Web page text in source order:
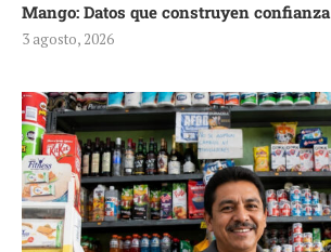
Mango: Datos que construyen confianza
3 agosto, 2026